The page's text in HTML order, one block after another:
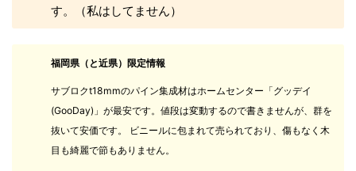
す。（私はしてません）
福岡県（と近県）限定情報
サブロクt18mmのパイン集成材はホームセンター「グッデイ
(GooDay)」が最安です。値段は変動するので書きませんが、群を
抜いて安価です。 ビニールに包まれて売られており、傷もなく木
目も綺麗で節もありません。